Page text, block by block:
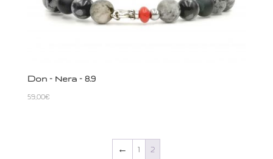
Don – Nera – 8.9
59,00€
← 1 2